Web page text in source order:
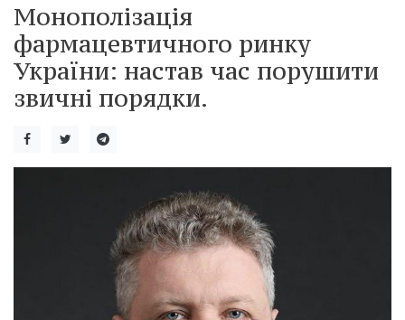
Монополізація
фармацевтичного ринку
України: настав час порушити
звичні порядки.